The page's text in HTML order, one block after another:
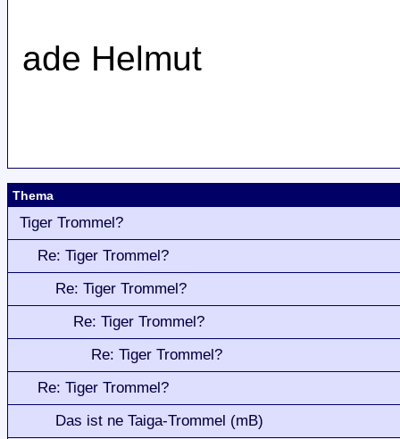
ade Helmut
Thema
Tiger Trommel?
Re: Tiger Trommel?
Re: Tiger Trommel?
Re: Tiger Trommel?
Re: Tiger Trommel?
Re: Tiger Trommel?
Das ist ne Taiga-Trommel (mB)